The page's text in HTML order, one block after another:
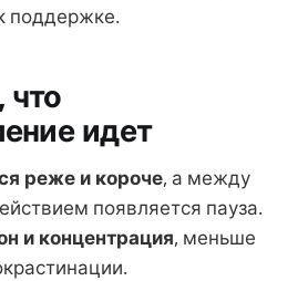
поддержке.
что
идет
реже и короче, а между
появляется пауза.
и концентрация, меньше